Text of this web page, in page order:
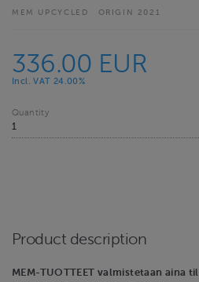
MEM UPCYCLED ORIGIN 2021
336.00 EUR
Incl. VAT 24.00%
Quantity
Product description
MEM-TUOTTEET valmistetaan aina